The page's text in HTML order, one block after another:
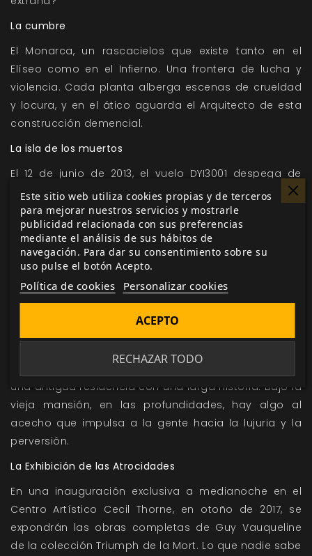
La cumbre
El Monarca, un rascacielos que existe tanto en el
Elíseo como en el Infierno. Una frontera de lucha y
violencia. Cada planta alberga escenas de crueldad
y locura, y en el ático aguarda el Arquitecto de esta
construcción demencial.
La isla de los muertos
El 12 de junio de 2013, el vuelo DYI3001 despega de
Bangkok, Tailandia. Tras una hora, se precipita contra
el mar tormentoso. Unos pocos supervivientes llegan
a la orilla de una isla remota. Tienen que adaptarse y
sobrevivir en la extraña selva e intentar escaparse
antes de que la isla los devore.
La Mansión Laraine
Este escenario está ambientado en los estados
una antigua residencia con una larga historia. Bajo la
vieja mansión, en las profundidades, hay algo al
acecho que impulsa a la gente hacia la lujuria y la
perversión.
La Exhibición de las Atrocidades
En una inauguración exclusiva a medianoche en el
Centro Artístico Cecil Thorne, en otoño de 2017, se
expondrán las obras completas de Guy Vauqueline
de la colección Triumph de la Mort. Lo que nadie sabe
Este sitio web utiliza cookies propias y de terceros
para mejorar nuestros servicios y mostrarle
publicidad relacionada con sus preferencias
mediante el análisis de sus hábitos de
navegación. Para dar su consentimiento sobre su
uso pulse el botón Acepto.
Política de cookies Personalizar cookies
RECHAZAR TODO
ACEPTO